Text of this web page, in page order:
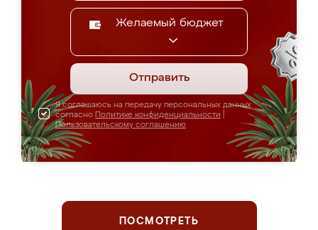
Желаемый бюджет
Отправить
Я соглашаюсь на передачу персональных данных
согласно Политике конфиденциальности
Пользовательскому соглашению
ПОСМОТРЕТЬ